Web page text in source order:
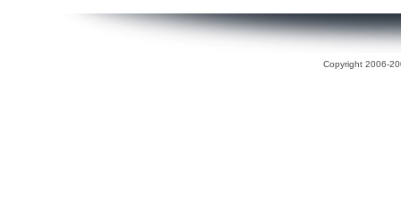
Copyright 2006-